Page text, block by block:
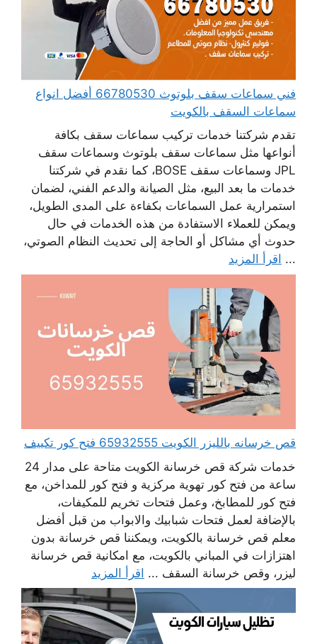
فني سماعات سقف بلوتوث 66780530 أفضل انواع
سماعات السقف بالكويت
تقدم شركتنا خدمات تركيب سماعات سقف بكافة
أنواعها مثل سماعات سقف بلوتوث وسماعات سقف
JPL وسماعات سقف BOSE، كما نقدم في شركتنا
خدمات ما بعد البيع، مثل الصيانة والدعم الفني، لضمان
استمرارية عمل السماعات بكفاءة على المدى الطويل،
ويمكن للعملاء الاستفادة من هذه الخدمات في حال
حدوث أي مشاكل أو الحاجة إلى تحديث النظام الصوتي،
... اقرأ المزيد
قص خرسانه بالليزر الكويت 65932555 فتح كور تكييف
خدمات شركة قص خرسانة الكويت متاحة على مدار 24
ساعة من فتح كور تهوية مركزية و فتح كور للمداخن، مع
فتح كور للمطابخ، وعمل فتحات تخريم للمكيفات،
بالإضافة لعمل فتحات شبابيك والابواب من قبل أفضل
معلم قص خرسانة بالكويت، ويمكننا قص خرسانة بدون
اهتزازات في المباني بالكويت، مع امكانية قص خرسانة
ليزر، وقص خرسانة السقف ... اقرأ المزيد